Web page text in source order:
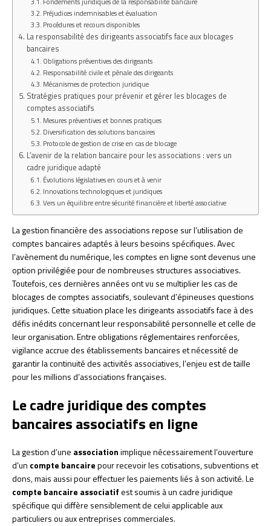
Préjudices indemnisables et évaluation
Procédures et recours disponibles
La responsabilité des dirigeants associatifs face aux blocages
bancaires
Obligations préventives des dirigeants
Responsabilité civile et pénale des dirigeants
Mécanismes de protection juridique
Stratégies pratiques pour prévenir et gérer les blocages de
comptes associatifs
Mesures préventives et bonnes pratiques
Diversification des solutions bancaires
Protocole de gestion de crise en cas de blocage
L’avenir de la relation bancaire pour les associations : vers un
cadre juridique adapté
Évolutions législatives en cours et à venir
Innovations technologiques et juridiques
Vers un équilibre entre sécurité financière et liberté associative
La gestion financière des associations repose sur l’utilisation de
comptes bancaires adaptés à leurs besoins spécifiques. Avec
l’avènement du numérique, les comptes en ligne sont devenus une
option privilégiée pour de nombreuses structures associatives.
Toutefois, ces dernières années ont vu se multiplier les cas de
blocages de comptes associatifs, soulevant d’épineuses questions
juridiques. Cette situation place les dirigeants associatifs face à des
défis inédits concernant leur responsabilité personnelle et celle de
leur organisation. Entre obligations réglementaires renforcées,
vigilance accrue des établissements bancaires et nécessité de
garantir la continuité des activités associatives, l’enjeu est de taille
pour les millions d’associations françaises.
Le cadre juridique des comptes
bancaires associatifs en ligne
La gestion d’une associationimplique nécessairement l’ouverture
d’un compte bancairepour recevoir les cotisations, subventions et
dons, mais aussi pour effectuer les paiements liés à son activité. Le
compte bancaire associatifest soumis à un cadre juridique
spécifique qui diffère sensiblement de celui applicable aux
particuliers ou aux entreprises commerciales.